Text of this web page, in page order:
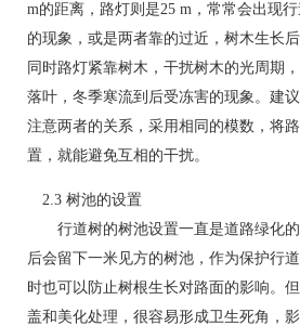
m的距离，路灯则是25 m，常常会出现
的现象，或是两者靠的过近，树木生长
同时路灯紧靠树木，干扰树木的光周期
落叶，冬季寒流到后受冻害的现象。建
注意两者的关系，采用相同的模数，将
置，就能避免互相的干扰。
2.3 树池的设置
行道树的树池设置一直是道路绿化的
后会留下一米见方的树池，作为保护行
时也可以防止树根生长对路面的影响。
盖和美化处理，很容易形成卫生死角，